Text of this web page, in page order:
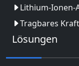
Lithium-Ionen-
Tragbares
Lösungen